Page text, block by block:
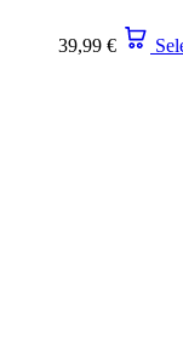
39,99 €